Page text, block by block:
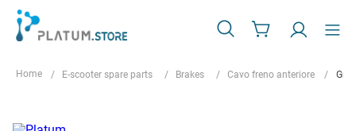
E-scooter spare parts Brakes Cavo freno anteriore